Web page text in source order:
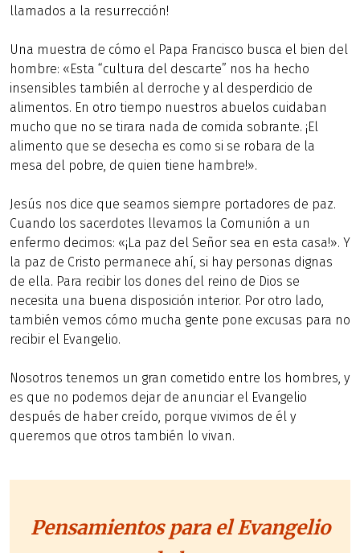
llamados a la resurrección!
Una muestra de cómo el Papa Francisco busca el bien del
hombre: «Esta “cultura del descarte” nos ha hecho
insensibles también al derroche y al desperdicio de
alimentos. En otro tiempo nuestros abuelos cuidaban
mucho que no se tirara nada de comida sobrante. ¡El
alimento que se desecha es como si se robara de la
mesa del pobre, de quien tiene hambre!».
Jesús nos dice que seamos siempre portadores de paz.
Cuando los sacerdotes llevamos la Comunión a un
enfermo decimos: «¡La paz del Señor sea en esta casa!». Y
la paz de Cristo permanece ahí, si hay personas dignas
de ella. Para recibir los dones del reino de Dios se
necesita una buena disposición interior. Por otro lado,
también vemos cómo mucha gente pone excusas para no
recibir el Evangelio.
Nosotros tenemos un gran cometido entre los hombres, y
es que no podemos dejar de anunciar el Evangelio
después de haber creído, porque vivimos de él y
queremos que otros también lo vivan.
Pensamientos para el Evangelio